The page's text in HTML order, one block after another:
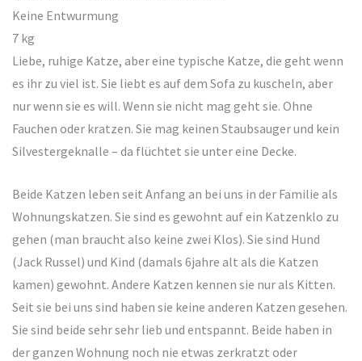
Keine Entwurmung
7 kg
Liebe, ruhige Katze, aber eine typische Katze, die geht wenn
es ihr zu viel ist. Sie liebt es auf dem Sofa zu kuscheln, aber
nur wenn sie es will. Wenn sie nicht mag geht sie. Ohne
Fauchen oder kratzen. Sie mag keinen Staubsauger und kein
Silvestergeknalle – da flüchtet sie unter eine Decke.
Beide Katzen leben seit Anfang an bei uns in der Familie als
Wohnungskatzen. Sie sind es gewohnt auf ein Katzenklo zu
gehen (man braucht also keine zwei Klos). Sie sind Hund
(Jack Russel) und Kind (damals 6jahre alt als die Katzen
kamen) gewohnt. Andere Katzen kennen sie nur als Kitten.
Seit sie bei uns sind haben sie keine anderen Katzen gesehen.
Sie sind beide sehr sehr lieb und entspannt. Beide haben in
der ganzen Wohnung noch nie etwas zerkratzt oder